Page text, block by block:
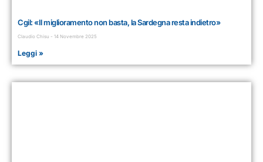
Cgil: «Il miglioramento non basta, la Sardegna resta indietro»
Claudio Chisu 14 Novembre 2025
Leggi »